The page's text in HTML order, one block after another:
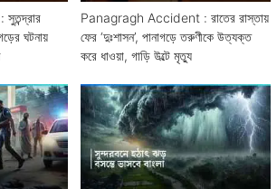
ঘটনায়
Panagragh Accident : রাতের রাস্তায়
ফের ‘দুঃশাসন’, পানাগড়ে তরুণীকে উত্যক্ত
করে ধাওয়া, গাড়ি উল্টে মৃত্যু